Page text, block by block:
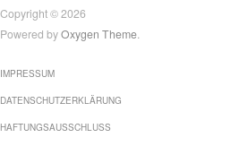
Copyright © 2026
Powered byOxygen Theme.
IMPRESSUM
DATENSCHUTZERKLÄRUNG
HAFTUNGSAUSSCHLUSS